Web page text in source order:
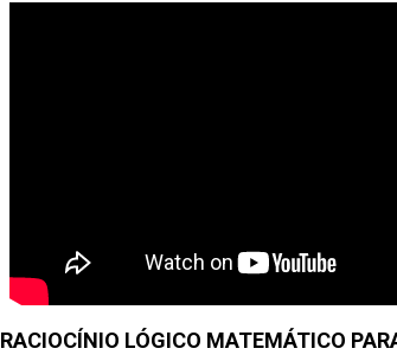
RACIOCÍNIO LÓGICO MATEMÁTICO